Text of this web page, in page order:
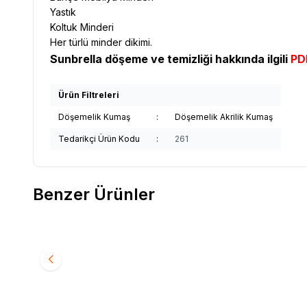
Yastık
Koltuk Minderi
Her türlü minder dikimi.
Sunbrella döşeme ve temizliği hakkında ilgili
Ürün Filtreleri
Döşemelik Kumaş : Döşemelik Akrilik Kumaş
Tedarikçi Ürün Kodu : 261
Benzer Ürünler
1.994,12